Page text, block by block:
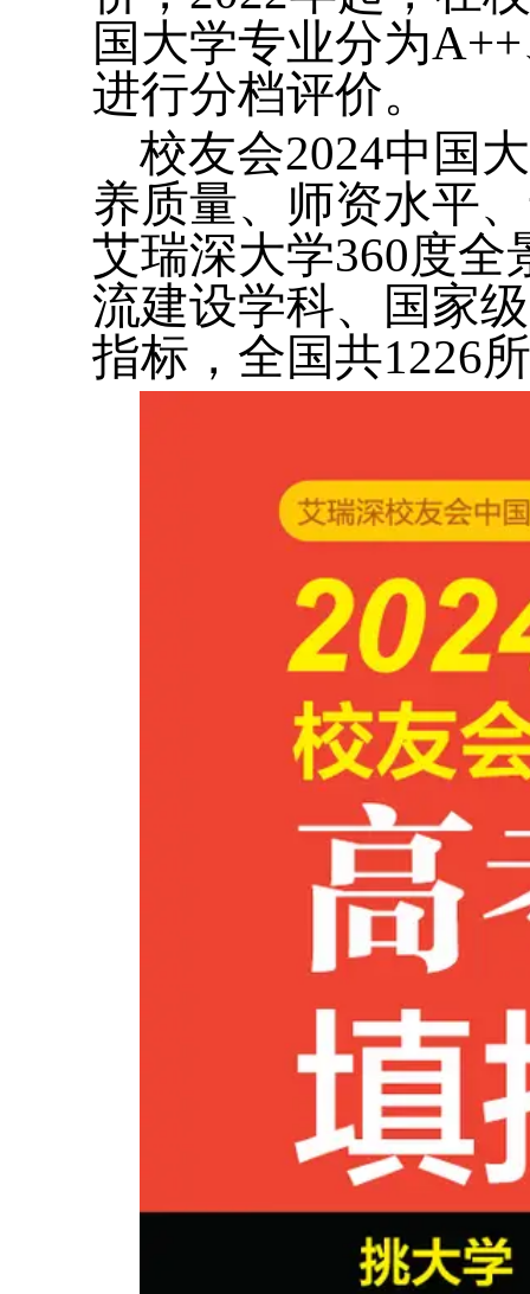
国大学专业分为
进行分档评价。
校友会2024中国
养质量、师资水平
艾瑞深大学360度
流建设学科、国家
指标，全国共1226